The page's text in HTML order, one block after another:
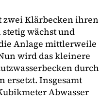
Klärbecken ihren
wächst und
Anlage mittlerweile
wird das kleinere
durch
ersetzt. Insgesamt
Abwasser